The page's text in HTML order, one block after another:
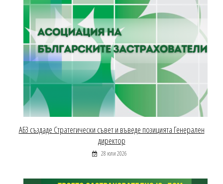
АБЗ създаде Стратегически съвет и въведе позицията Генерален
директор
28 юли 2026